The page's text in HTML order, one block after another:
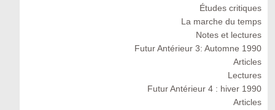
Études critiques
La marche du temps
Notes et lectures
Futur Antérieur 3: Automne 1990
Articles
Lectures
Futur Antérieur 4 : hiver 1990
Articles